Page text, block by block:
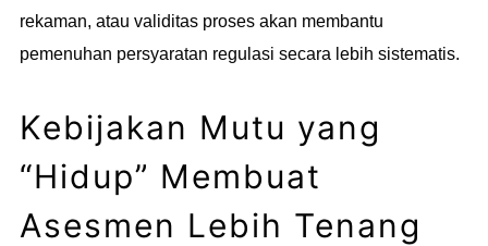
rekaman, atau validitas proses akan membantu
pemenuhan persyaratan regulasi secara lebih sistematis.
Kebijakan Mutu yang
“Hidup” Membuat
Asesmen Lebih Tenang